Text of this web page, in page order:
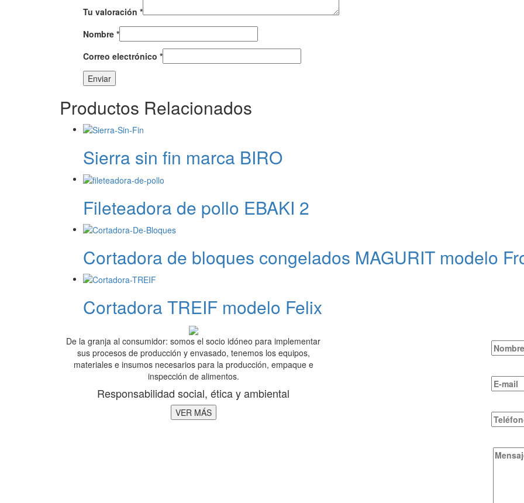
Tu valoración *
Nombre *
Correo electrónico *
Productos Relacionados
Sierra sin fin marca BIRO
Fileteadora de pollo EBAKI 2
Cortadora de bloques congelados MAGURIT modelo
Cortadora TREIF modelo Felix
De la granja al consumidor: somos el socio idóneo para implementar
sus procesos de producción y envasado, tenemos los equipos,
materiales e insumos necesarios para la producción, empaque e
inspección de alimentos.
Responsabilidad social, ética y ambiental
VER MÁS